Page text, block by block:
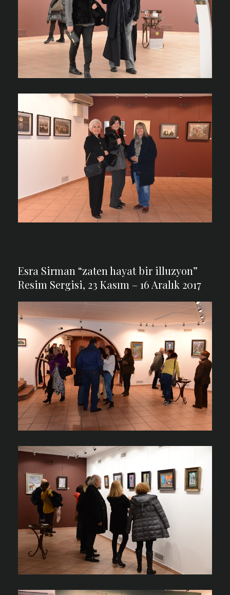
Esra Sirman “zaten hayat bir illuzyon”
Resim Sergisi, 23 Kasım – 16 Aralık 2017